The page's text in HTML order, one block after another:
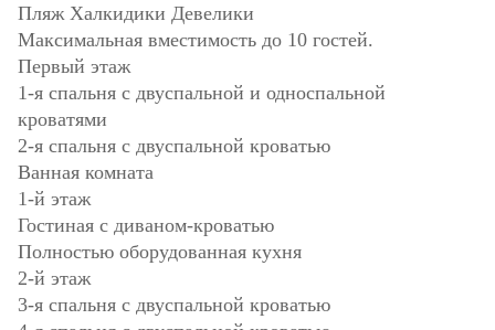
Пляж Халкидики Девелики
Максимальная вместимость до 10 гостей.
Первый этаж
1-я спальня с двуспальной и односпальной
кроватями
2-я спальня с двуспальной кроватью
Ванная комната
1-й этаж
Гостиная с диваном-кроватью
Полностью оборудованная кухня
2-й этаж
3-я спальня с двуспальной кроватью